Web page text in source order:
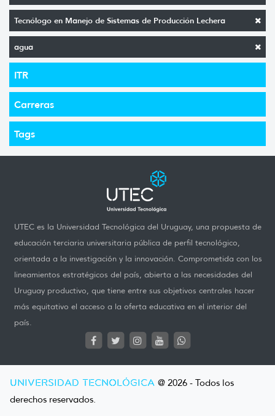
Tecnólogo en Manejo de Sistemas de Producción Lechera
agua
ITR
Carreras
Tags
UTEC es la Universidad Tecnológica del Uruguay, una propuesta de
educación terciaria universitaria pública de perfil tecnológico,
orientada a la investigación y la innovación. Comprometida con los
lineamientos estratégicos del país, abierta a las necesidades del
Uruguay productivo, que tiene entre sus objetivos centrales hacer
más equitativo el acceso a la oferta educativa en el interior del
país.
UNIVERSIDAD TECNOLÓGICA @ 2026 - Todos los
derechos reservados.